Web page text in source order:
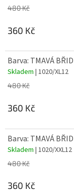
480 Kč
360 Kč
Barva: TMAVÁ
Skladem | 1020/XL12
480 Kč
360 Kč
Barva: TMAVÁ
Skladem | 1020/XXL12
480 Kč
360 Kč